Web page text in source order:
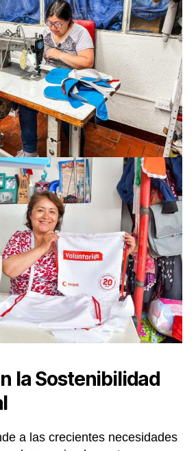
la Sostenibilidad
a las crecientes necesidades